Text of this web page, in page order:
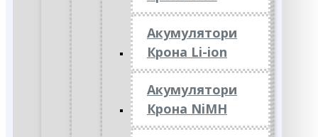
Акумулятори
Крона Li-ion
Акумулятори
Крона NiMH